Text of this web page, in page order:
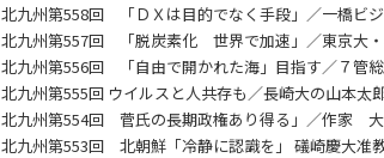
北九州第558回 「ＤＸは目的でなく手段」／一橋ビ
北九州第557回 「脱炭素化 世界で加速」／東京大・
北九州第556回 「自由で開かれた海」目指す／７管
北九州第555回 ウイルスと人共存も／長崎大の山本太
北九州第554回 菅氏の長期政権あり得る」／作家 大
北九州第553回 北朝鮮「冷静に認識を」 礒崎慶大准